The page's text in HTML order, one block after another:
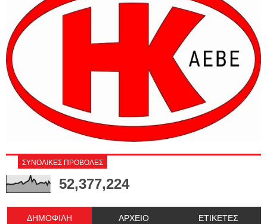
ΣΥΝΟΛΙΚΕΣ ΠΡΟΒΟΛΕΣ
52,377,224
ΔΗΜΟΦΙΛΗ ΑΡΧΕΙΟ ΕΤΙΚΕΤΕΣ